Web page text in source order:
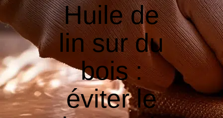
Huile de
lin sur du
bois :
éviter le